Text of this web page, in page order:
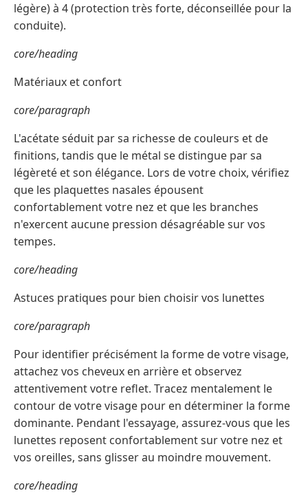
légère) à 4 (protection très forte, déconseillée pour la
conduite).
core/heading
Matériaux et confort
core/paragraph
L'acétate séduit par sa richesse de couleurs et de
finitions, tandis que le métal se distingue par sa
légèreté et son élégance. Lors de votre choix, vérifiez
que les plaquettes nasales épousent
confortablement votre nez et que les branches
n'exercent aucune pression désagréable sur vos
tempes.
core/heading
Astuces pratiques pour bien choisir vos lunettes
core/paragraph
Pour identifier précisément la forme de votre visage,
attachez vos cheveux en arrière et observez
attentivement votre reflet. Tracez mentalement le
contour de votre visage pour en déterminer la forme
dominante. Pendant l'essayage, assurez-vous que les
lunettes reposent confortablement sur votre nez et
vos oreilles, sans glisser au moindre mouvement.
core/heading